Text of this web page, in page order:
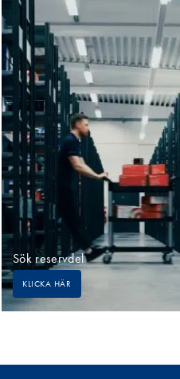
Sök reservdel
KLICKA HÄR